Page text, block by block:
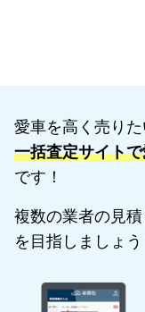
愛車を高く売りた
一括査定サイト
です！
複数の業者の見
を目指しましょう